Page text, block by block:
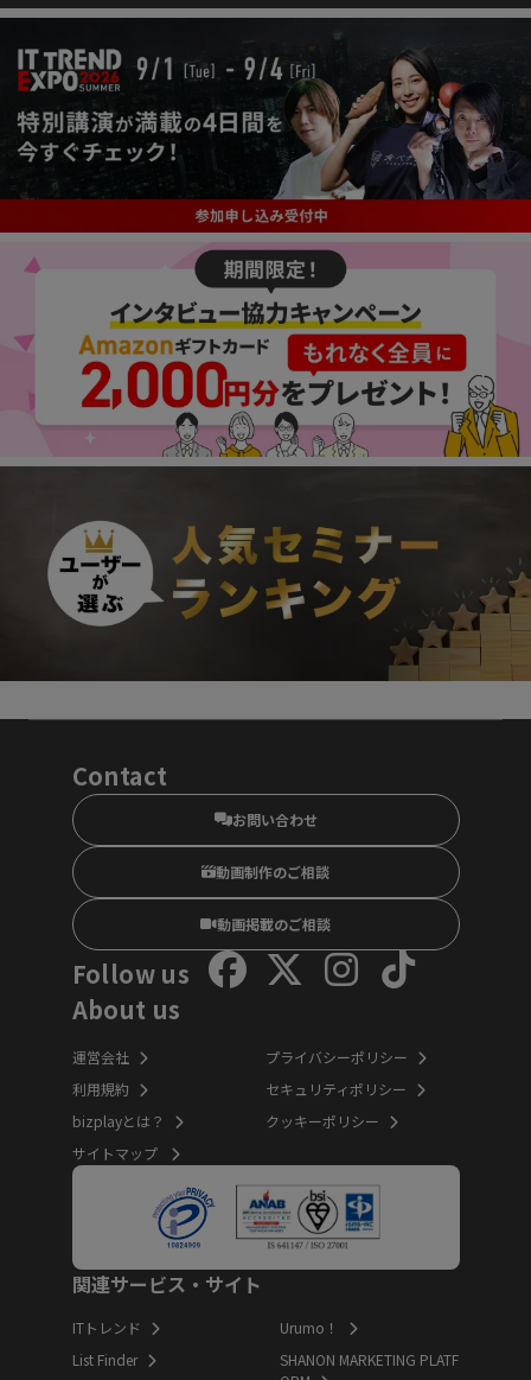
Contact
お問い合わせ
動画制作のご相談
動画掲載のご相談
Follow us
About us
運営会社
利用規約
bizplayとは？
サイトマップ
プライバシーポリシー
セキュリティポリシー
クッキーポリシー
関連サービス・サイト
ITトレンド
List Finder
Urumo！
SHANON MARKETING PLATF